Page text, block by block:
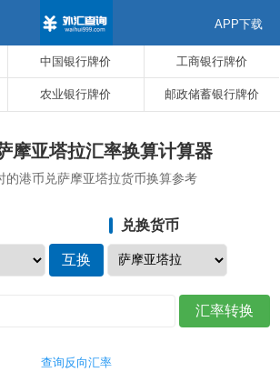
中国银行牌价 工商银行牌价
农业银行牌价 邮政储蓄银行牌价
APP下载
摩亚塔拉汇率换算计算器
的港币兑萨摩亚塔拉货币换算参考
兑换货币
查询反向汇率